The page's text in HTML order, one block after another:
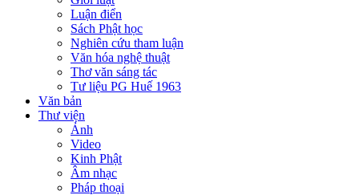
Luận điển
Sách Phật học
Nghiên cứu tham luận
Văn hóa nghệ thuật
Thơ văn sáng tác
Tư liệu PG Huế 1963
Văn bản
Thư viện
Ảnh
Video
Kinh Phật
Âm nhạc
Pháp thoại